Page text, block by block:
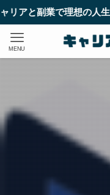
想の人生をデザインする
MENU